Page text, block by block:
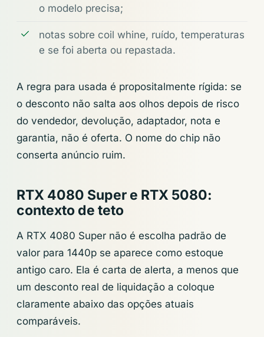
o modelo precisa;
notas sobre coil whine, ruído, temperaturas
e se foi aberta ou repastada.
A regra para usada é propositalmente rígida: se
o desconto não salta aos olhos depois de risco
do vendedor, devolução, adaptador, nota e
garantia, não é oferta. O nome do chip não
conserta anúncio ruim.
RTX 4080 Super e RTX 5080:
contexto de teto
A RTX 4080 Super não é escolha padrão de
valor para 1440p se aparece como estoque
antigo caro. Ela é carta de alerta, a menos que
um desconto real de liquidação a coloque
claramente abaixo das opções atuais
comparáveis.